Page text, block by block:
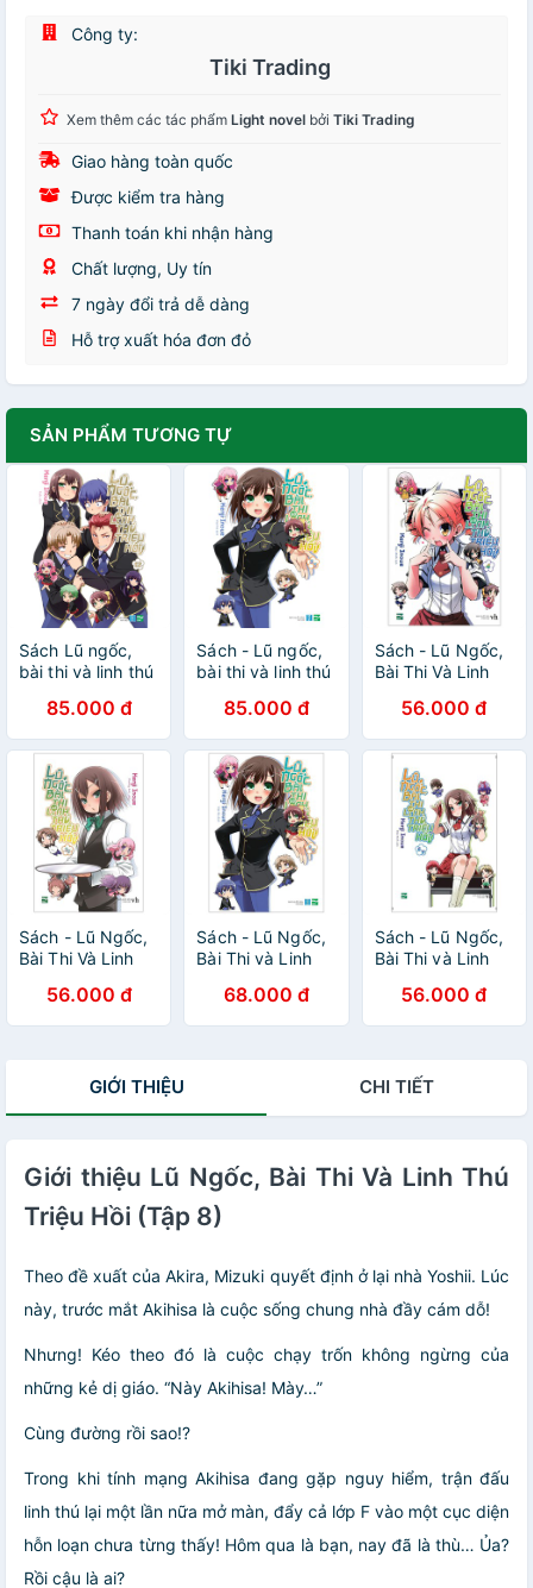
Công ty:
Tiki Trading
Xem thêm các tác phẩm Light novel bởi Tiki Trading
Giao hàng toàn quốc
Được kiểm tra hàng
Thanh toán khi nhận hàng
Chất lượng, Uy tín
7 ngày đổi trả dễ dàng
Hỗ trợ xuất hóa đơn đỏ
SẢN PHẨM TƯƠNG TỰ
Sách Lũ ngốc,
bài thi và linh thú
- Tặng kèm
Bookmark PVC
SLCH - Light
Novel - IPM
85.000 đ
Sách - Lũ ngốc,
bài thi và linh thú
Bookmark PVC
85.000 đ
Sách - Lũ Ngốc,
Bài Thi Và Linh
Tập 456.000 đ
Sách - Lũ Ngốc,
Bài Thi Và Linh
Tập 3.5
56.000 đ
Sách - Lũ Ngốc,
Bài Thi và Linh
Tập 9.5
68.000 đ
Sách - Lũ Ngốc,
Bài Thi và Linh
Tập 6.5
56.000 đ
GIỚI THIỆU CHI TIẾT
Giới thiệu Lũ Ngốc, Bài Thi Và Linh Thú
Triệu Hồi (Tập 8)
Theo đề xuất của Akira, Mizuki quyết định ở lại nhà Yoshii. Lúc
này, trước mắt Akihisa là cuộc sống chung nhà đầy cám dỗ!
Nhưng! Kéo theo đó là cuộc chạy trốn không ngừng của
những kẻ dị giáo. “Này Akihisa! Mày…”
Cùng đường rồi sao!?
Trong khi tính mạng Akihisa đang gặp nguy hiểm, trận đấu
linh thú lại một lần nữa mở màn, đẩy cả lớp F vào một cục diện
hỗn loạn chưa từng thấy! Hôm qua là bạn, nay đã là thù… Ủa?
Rồi cậu là ai?